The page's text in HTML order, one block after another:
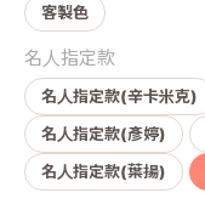
客製色
名人指定款
名人指定款(辛卡米克)
名人指定款(彥婷)
名人指定款(葉揚)